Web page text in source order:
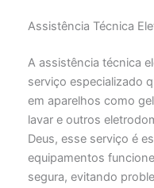
Assistência Técnica
A assistência técnica
serviço especializado
em aparelhos como
lavar e outros
Deus, esse serviço é
equipamentos
segura, evitando